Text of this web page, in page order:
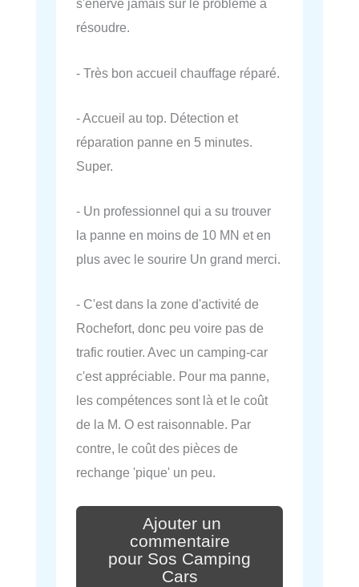
s'énerve jamais sur le problème à
résoudre.
- Très bon accueil chauffage réparé.
- Accueil au top. Détection et
réparation panne en 5 minutes.
Super.
- Un professionnel qui a su trouver
la panne en moins de 10 MN et en
plus avec le sourire Un grand merci.
- C'est dans la zone d'activité de
Rochefort, donc peu voire pas de
trafic routier. Avec un camping-car
c'est appréciable. Pour ma panne,
les compétences sont là et le coût
de la M. O est raisonnable. Par
contre, le coût des pièces de
rechange 'pique' un peu.
Ajouter un
commentaire
pour Sos Camping
Cars